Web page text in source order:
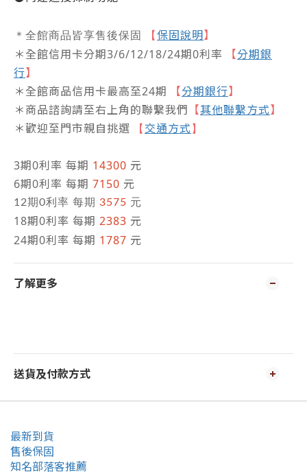
＊全館商品皆享售後保固 【 保固說明】
＊全館信用卡分期3/6/12/18/24期0利率
【分期銀
行】
＊全館商品信用卡最高至24期
【分期銀行】
＊商品諮詢請至右上角的聯繫我們 【其他聯繫方式】
＊歡迎至門市親自挑選
【 交通方式 】
3期0利率 每期 14300 元
6期0利率 每期 7150 元
12期0利率 每期 3575 元
18期0利率 每期 2383 元
24期0利率 每期 1787 元
了解更多
送貨及付款方式
最新到貨
售後保固
知名部落客推薦